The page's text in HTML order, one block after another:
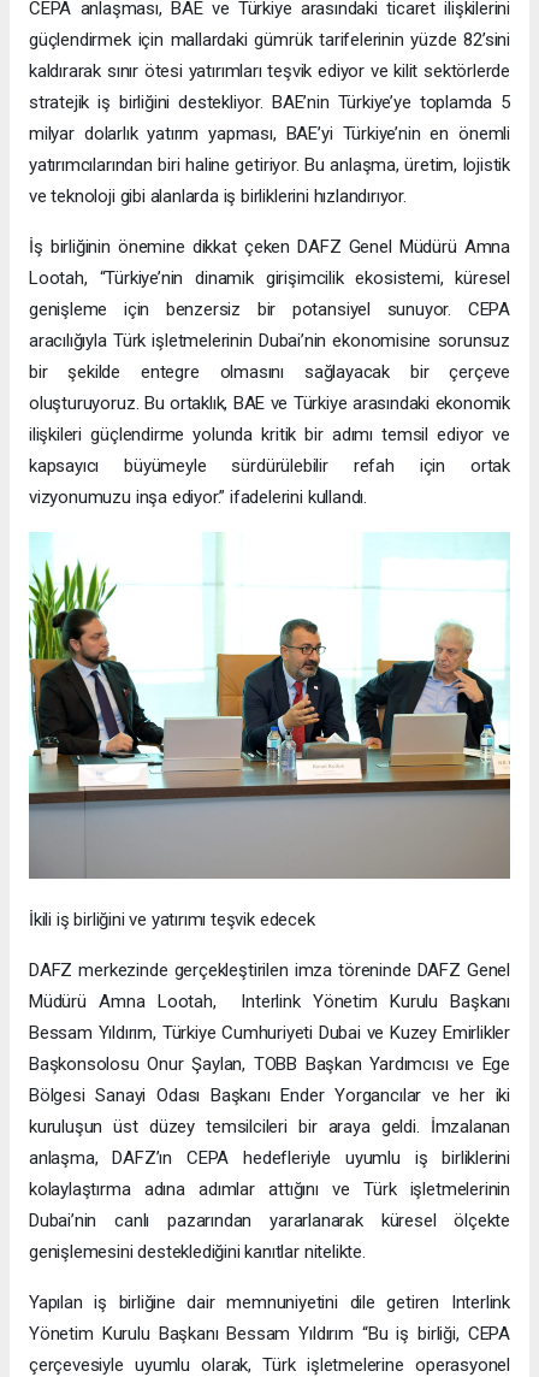
CEPA anlaşması, BAE ve Türkiye arasındaki ticaret ilişkilerini
güçlendirmek için mallardaki gümrük tarifelerinin yüzde 82’sini
kaldırarak sınır ötesi yatırımları teşvik ediyor ve kilit sektörlerde
stratejik iş birliğini destekliyor. BAE’nin Türkiye’ye toplamda 5
milyar dolarlık yatırım yapması, BAE’yi Türkiye’nin en önemli
yatırımcılarından biri haline getiriyor. Bu anlaşma, üretim, lojistik
ve teknoloji gibi alanlarda iş birliklerini hızlandırıyor.
İş birliğinin önemine dikkat çeken DAFZ Genel Müdürü Amna
Lootah, “Türkiye’nin dinamik girişimcilik ekosistemi, küresel
genişleme için benzersiz bir potansiyel sunuyor. CEPA
aracılığıyla Türk işletmelerinin Dubai’nin ekonomisine sorunsuz
bir şekilde entegre olmasını sağlayacak bir çerçeve
oluşturuyoruz. Bu ortaklık, BAE ve Türkiye arasındaki ekonomik
ilişkileri güçlendirme yolunda kritik bir adımı temsil ediyor ve
kapsayıcı büyümeyle sürdürülebilir refah için ortak
vizyonumuzu inşa ediyor.” ifadelerini kullandı.
İkili iş birliğini ve yatırımı teşvik edecek
DAFZ merkezinde gerçekleştirilen imza töreninde DAFZ Genel
Müdürü Amna Lootah, Interlink Yönetim Kurulu Başkanı
Bessam Yıldırım, Türkiye Cumhuriyeti Dubai ve Kuzey Emirlikler
Başkonsolosu Onur Şaylan, TOBB Başkan Yardımcısı ve Ege
Bölgesi Sanayi Odası Başkanı Ender Yorgancılar ve her iki
kuruluşun üst düzey temsilcileri bir araya geldi. İmzalanan
anlaşma, DAFZ’ın CEPA hedefleriyle uyumlu iş birliklerini
kolaylaştırma adına adımlar attığını ve Türk işletmelerinin
Dubai’nin canlı pazarından yararlanarak küresel ölçekte
genişlemesini desteklediğini kanıtlar nitelikte.
Yapılan iş birliğine dair memnuniyetini dile getiren Interlink
Yönetim Kurulu Başkanı Bessam Yıldırım “Bu iş birliği, CEPA
çerçevesiyle uyumlu olarak, Türk işletmelerine operasyonel